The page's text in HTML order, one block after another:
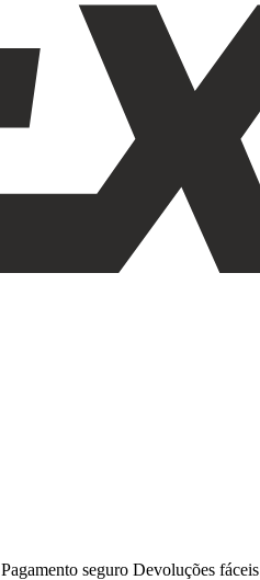
Pagamento seguro Devoluções fáceis